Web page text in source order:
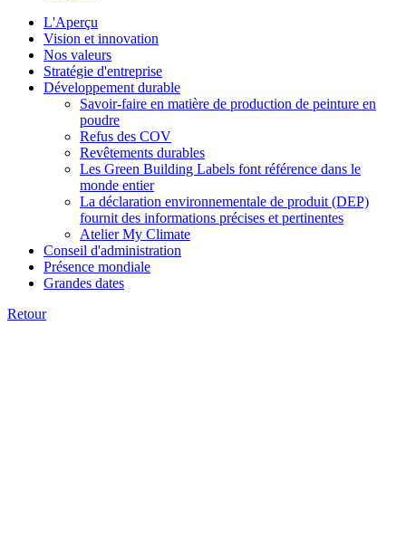
L'Aperçu
Vision et innovation
Nos valeurs
Stratégie d'entreprise
Développement durable
Savoir-faire en matière de production de peinture en
poudre
Refus des COV
Revêtements durables
Les Green Building Labels font référence dans le
monde entier
La déclaration environnementale de produit (DEP)
fournit des informations précises et pertinentes
Atelier My Climate
Conseil d'administration
Présence mondiale
Grandes dates
Retour